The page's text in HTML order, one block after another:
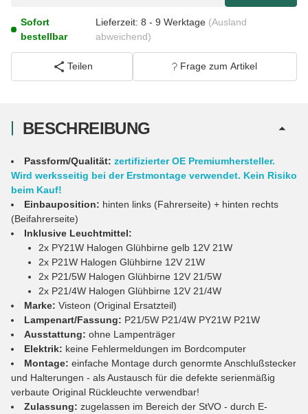
Sofort
bestellbar
Lieferzeit: 8 - 9 Werktage (Ausland
abweichend)
Teilen Frage zum Artikel
BESCHREIBUNG
Passform/Qualität: zertifizierter OE Premiumhersteller.
Wird werksseitig bei der Erstmontage verwendet. Kein Risiko
beim Kauf!
Einbauposition: hinten links (Fahrerseite) + hinten rechts
(Beifahrerseite)
Inklusive Leuchtmittel:
2x PY21W Halogen Glühbirne gelb 12V 21W
2x P21W Halogen Glühbirne 12V 21W
2x P21/5W Halogen Glühbirne 12V 21/5W
2x P21/4W Halogen Glühbirne 12V 21/4W
Marke: Visteon (Original Ersatzteil)
Lampenart/Fassung: P21/5W P21/4W PY21W P21W
Ausstattung: ohne Lampenträger
Elektrik: keine Fehlermeldungen im Bordcomputer
Montage: einfache Montage durch genormte Anschlußstecker
und Halterungen - als Austausch für die defekte serienmäßig
verbaute Original Rückleuchte verwendbar!
Zulassung: zugelassen im Bereich der StVO - durch E-